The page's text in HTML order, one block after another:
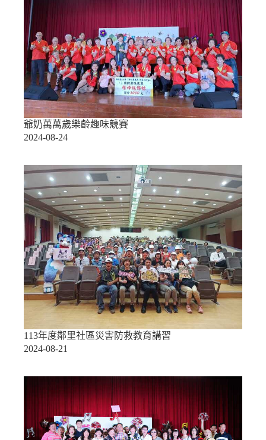
爺奶萬萬歲樂齡趣味競賽
2024-08-24
113年度鄰里社區災害防救教育講習
2024-08-21